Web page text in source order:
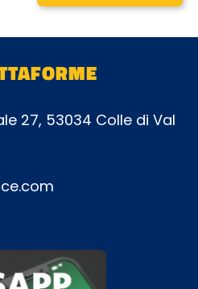
27, 53034 Colle di Val